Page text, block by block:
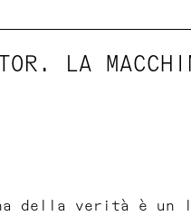
LA
della verità
è un